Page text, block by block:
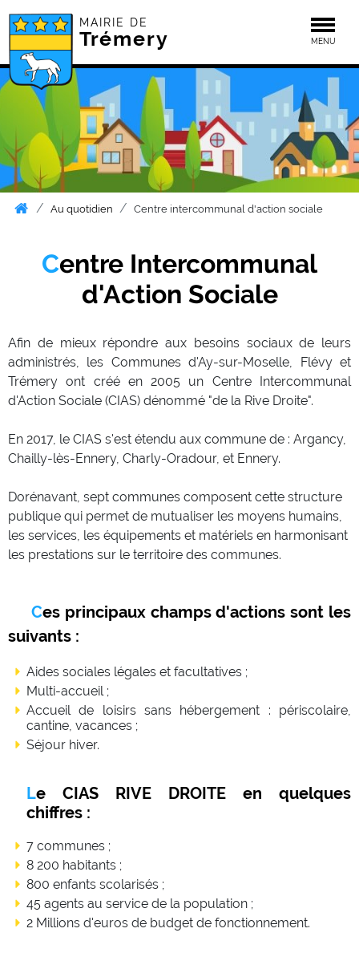
MAIRIE DE
Trémery MENU
Au quotidien Centre intercommunal d'action sociale
Centre Intercommunal
d'Action Sociale
Afin de mieux répondre aux besoins sociaux de leurs
administrés, les Communes d'Ay-sur-Moselle, Flévy et
Trémery ont créé en 2005 un Centre Intercommunal
d'Action Sociale (CIAS) dénommé "de la Rive Droite".
En 2017, le CIAS s'est étendu aux commune de : Argancy,
Chailly-lès-Ennery, Charly-Oradour, et Ennery.
Dorénavant, sept communes composent cette structure
publique qui permet de mutualiser les moyens humains,
les services, les équipements et matériels en harmonisant
les prestations sur le territoire des communes.
Ces principaux champs d'actions sont les
suivants :
Aides sociales légales et facultatives ;
Multi-accueil ;
Accueil de loisirs sans hébergement : périscolaire,
cantine, vacances ;
Séjour hiver.
Le CIAS RIVE DROITE en quelques
chiffres :
7 communes ;
8 200 habitants ;
800 enfants scolarisés ;
45 agents au service de la population ;
2 Millions d'euros de budget de fonctionnement.